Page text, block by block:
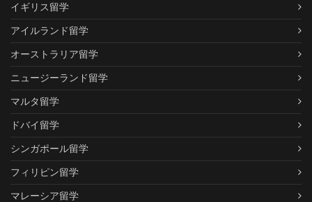
イギリス留学
アイルランド留学
オーストラリア留学
ニュージーランド留学
マルタ留学
ドバイ留学
シンガポール留学
フィリピン留学
マレーシア留学